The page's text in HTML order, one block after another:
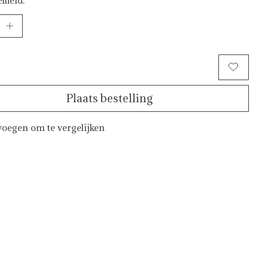
Plaats bestelling
om te vergelijken